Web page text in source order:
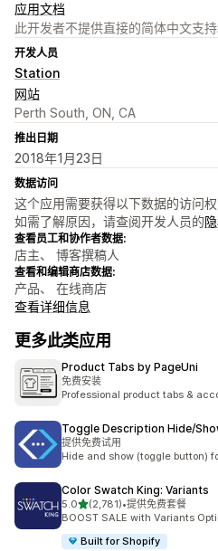
应用文档
此开发者不提供直接的简体中文支持
开发人员
Station
网站
Perth South, ON, CA
推出日期
2018年1月23日
数据访问
这个应用需要获得以下数据的访问
如需了解原因，请查阅开发人员的
查看员工和协作者数据:
店主、 博客撰稿人
查看和编辑商店数据:
产品、 在线商店
查看详细信息
更多此类应用
Product Tabs by PageUni
免费安装
Professional product tabs &
Toggle Description Hide/
提供免费试用
Hide and show (toggle button)
Color Swatch King: Variants
5.0星（满分 5 星）
(2,781)
总共 2781 条评论
•提供免费套餐
BOOST SALE with Variants
Built for Shopify